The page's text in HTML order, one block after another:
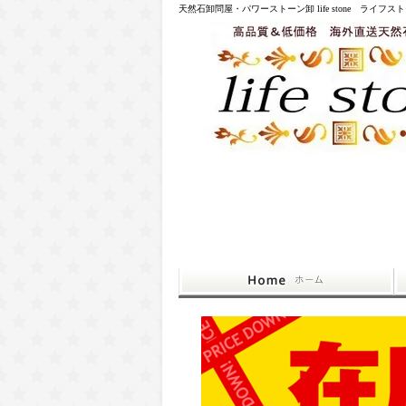
天然石卸問屋・パワーストーン卸 life stone ライフス